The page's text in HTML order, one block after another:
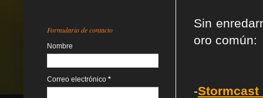
Sin
oro común:
-Stormcast
Formulario de contacto
Nombre
Correo electrónico *